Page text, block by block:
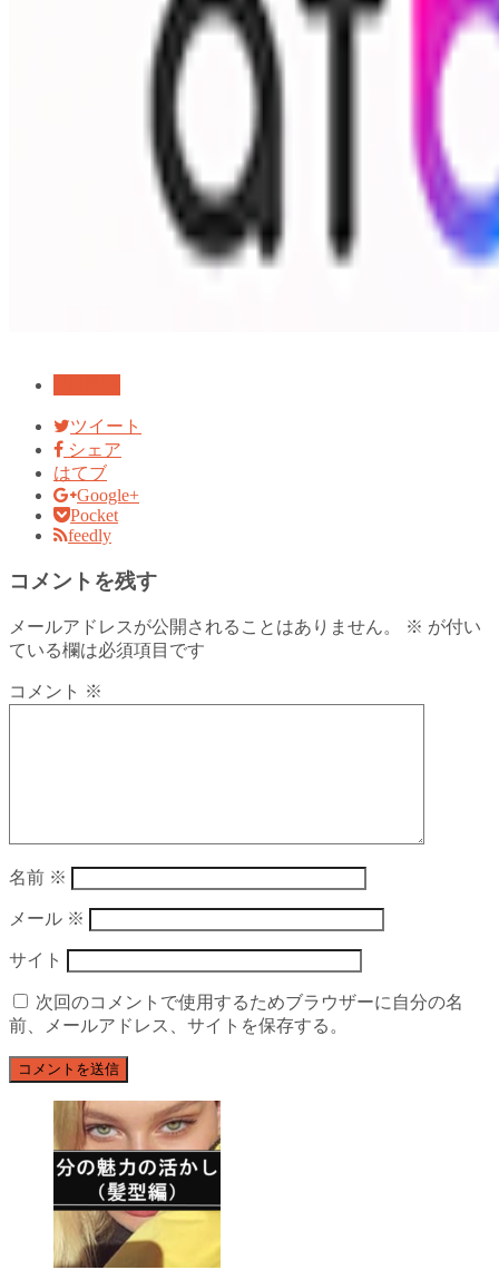
ツイート
シェア
はてブ
Google+
Pocket
feedly
コメントを残す
メールアドレスが公開されることはありません。 ※ が付い
ている欄は必須項目です
コメント ※
名前 ※
メール ※
サイト
次回のコメントで使用するためブラウザーに自分の名
前、メールアドレス、サイトを保存する。